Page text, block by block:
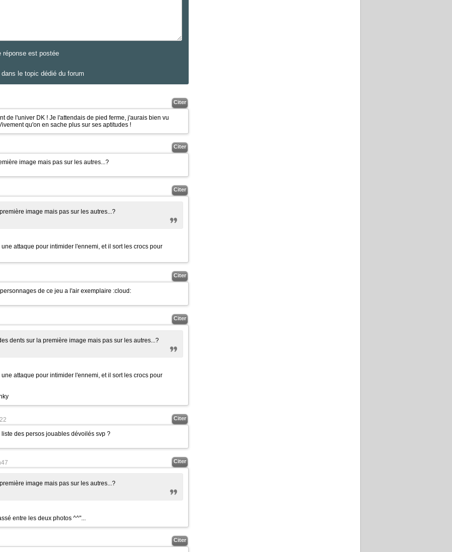
réponse est postée
le topic dédié du forum
Citer
de l'univer DK ! Je l'attendais de pied ferme, j'aurais bien vu
qu'on en sache plus sur ses aptitudes !
Citer
image mais pas sur les autres...?
Citer
image mais pas sur les autres...?
attaque pour intimider l'ennemi, et il sort les crocs pour
Citer
de ce jeu a l'air exemplaire :cloud:
Citer
dents sur la première image mais pas sur les autres...?
attaque pour intimider l'ennemi, et il sort les crocs pour
Citer
des persos jouables dévoilés svp ?
Citer
image mais pas sur les autres...?
entre les deux photos ^^"...
Citer